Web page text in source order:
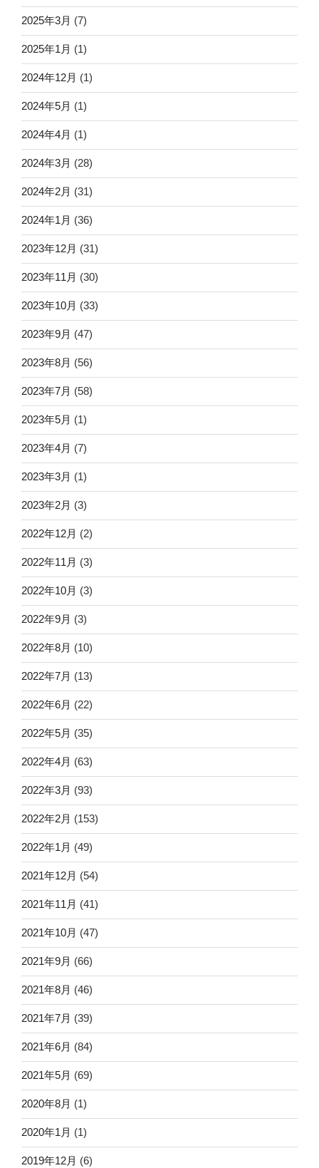
2025年3月 (7)
2025年1月 (1)
2024年12月 (1)
2024年5月 (1)
2024年4月 (1)
2024年3月 (28)
2024年2月 (31)
2024年1月 (36)
2023年12月 (31)
2023年11月 (30)
2023年10月 (33)
2023年9月 (47)
2023年8月 (56)
2023年7月 (58)
2023年5月 (1)
2023年4月 (7)
2023年3月 (1)
2023年2月 (3)
2022年12月 (2)
2022年11月 (3)
2022年10月 (3)
2022年9月 (3)
2022年8月 (10)
2022年7月 (13)
2022年6月 (22)
2022年5月 (35)
2022年4月 (63)
2022年3月 (93)
2022年2月 (153)
2022年1月 (49)
2021年12月 (54)
2021年11月 (41)
2021年10月 (47)
2021年9月 (66)
2021年8月 (46)
2021年7月 (39)
2021年6月 (84)
2021年5月 (69)
2020年8月 (1)
2020年1月 (1)
2019年12月 (6)